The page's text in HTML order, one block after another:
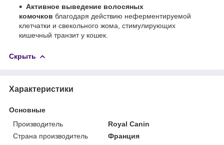
Активное выведение волосяных
комочков благодаря действию неферментируемой
клетчатки и свекольного жома, стимулирующих
кишечный транзит у кошек.
Скрыть
Характеристики
Основные
Производитель
Royal Canin
Страна производитель
Франция